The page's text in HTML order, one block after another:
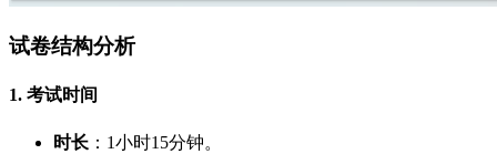
试卷结构分析
1. 考试时间
时长 ：1小时15分钟。